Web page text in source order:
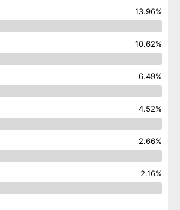
13.96%
10.62%
6.49%
4.52%
2.66%
2.16%